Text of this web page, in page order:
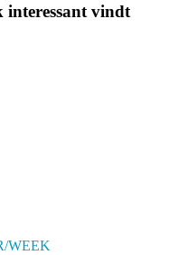
interessant vindt
WEEK